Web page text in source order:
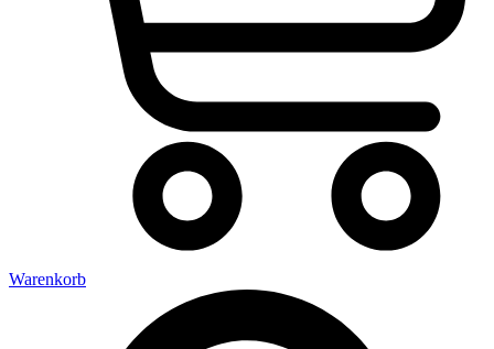
Warenkorb